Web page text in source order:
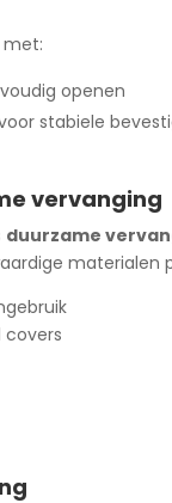
met:
openen
stabiele
vervanging
duurzame
materialen
covers